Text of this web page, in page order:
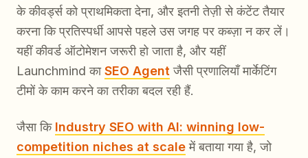
के कीवर्ड्स को प्राथमिकता देना, और इतनी तेज़ी से कंटेंट तैयार
करना कि प्रतिस्पर्धी आपसे पहले उस जगह पर कब्ज़ा न कर लें।
यहीं कीवर्ड ऑटोमेशन जरूरी हो जाता है, और यहीं
Launchmind काSEO Agent जैसी प्रणालियाँ मार्केटिंग
टीमों के काम करने का तरीका बदल रही हैं.
जैसा कि Industry SEO with AI: winning low-
competition niches at scaleमें बताया गया है, जो